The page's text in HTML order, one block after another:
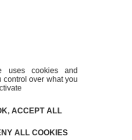
uses cookies and
control over what you
ACCEPT ALL
ALL COOKIES